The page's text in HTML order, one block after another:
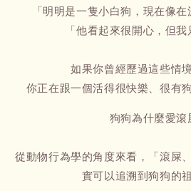
「明明是一隻小白狗，現在像在
「他看起來很開心，但我
如果你曾經歷過這些情
你正在跟一個活得很快樂、很有
狗狗為什麼愛滾
從動物行為學的角度來看，「滾屎
實可以追溯到狗狗的